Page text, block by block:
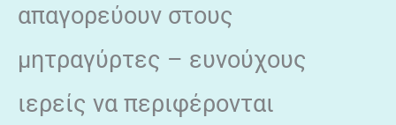
απαγορεύουν στους
μητραγύρτες – ευνούχους
ιερείς να περιφέρονται